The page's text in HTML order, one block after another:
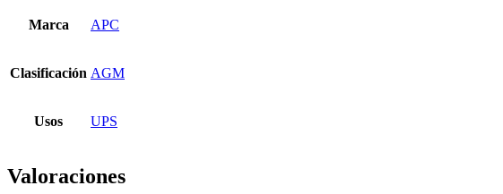
Marca APC
Clasificación AGM
Usos UPS
Valoraciones